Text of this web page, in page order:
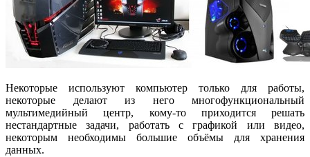
Некоторые используют компьютер только для работы,
некоторые делают из него многофункциональный
мультимедийный центр, кому-то приходится решать
нестандартные задачи, работать с графикой или видео,
некоторым необходимы большие объёмы для хранения
данных.